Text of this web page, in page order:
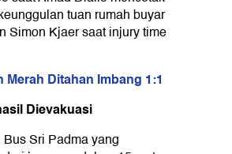
tuan rumah buyar
Simon Kjaer saat injury time
Merah Ditahan Imbang 1:1
Dievakuasi
Sri Padma yang